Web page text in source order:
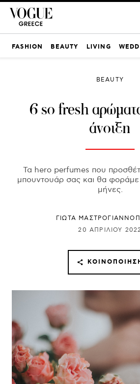
FASHION BEAUTY LIVING
BEAUTY
6 so fresh
άνοιξη
Τα hero perfumes που
μπουντουάρ σας και θα
μήνες.
ΓΙΩΤΑ
20 ΑΠΡΙΛΊΟΥ 2022